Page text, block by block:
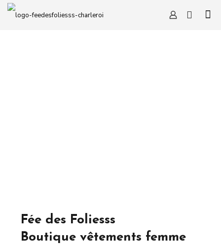
Fée des Foliesss
Boutique vêtements femme